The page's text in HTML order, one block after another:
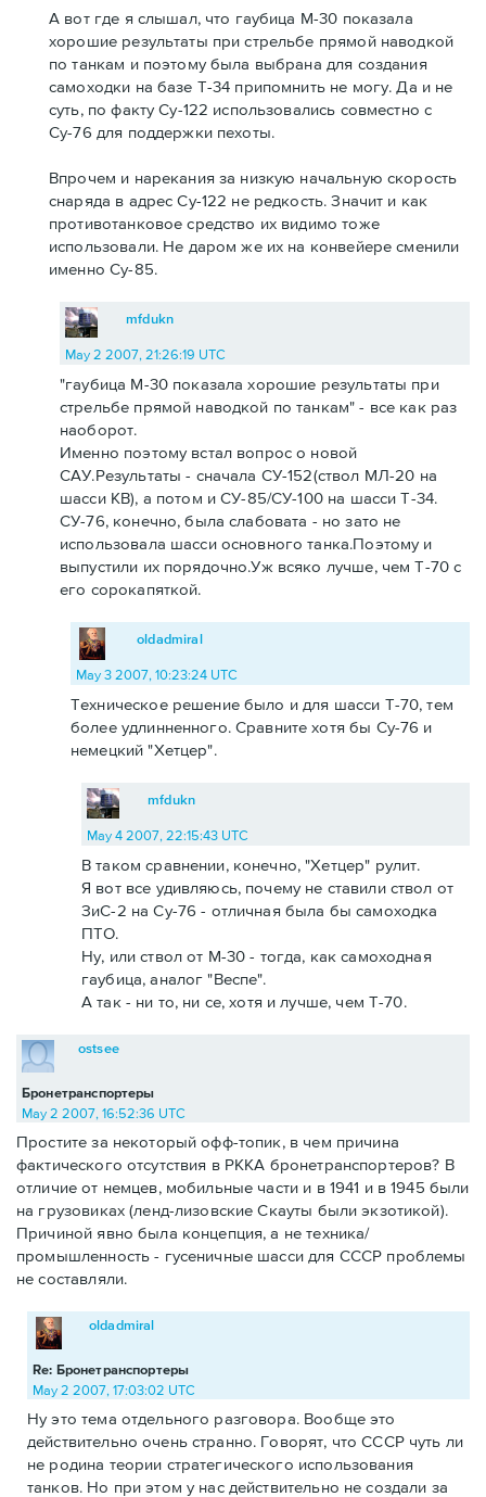
А вот где я слышал, что гаубица М-30 показала
хорошие результаты при стрельбе прямой наводкой
по танкам и поэтому была выбрана для создания
самоходки на базе Т-34 припомнить не могу. Да и не
суть, по факту Су-122 использовались совместно с
Су-76 для поддержки пехоты.
Впрочем и нарекания за низкую начальную скорость
снаряда в адрес Су-122 не редкость. Значит и как
противотанковое средство их видимо тоже
использовали. Не даром же их на конвейере сменили
именно Су-85.
mfdukn
May 2 2007, 21:26:19 UTC
"гаубица М-30 показала хорошие результаты при
стрельбе прямой наводкой по танкам" - все как раз
наоборот.
Именно поэтому встал вопрос о новой
САУ.Результаты - сначала СУ-152(ствол МЛ-20 на
шасси КВ), а потом и СУ-85/СУ-100 на шасси Т-34.
СУ-76, конечно, была слабовата - но зато не
использовала шасси основного танка.Поэтому и
выпустили их порядочно.Уж всяко лучше, чем Т-70 с
его сорокапяткой.
oldadmiral
May 3 2007, 10:23:24 UTC
Техническое решение было и для шасси Т-70, тем
более удлинненного. Сравните хотя бы Су-76 и
немецкий "Хетцер".
mfdukn
May 4 2007, 22:15:43 UTC
В таком сравнении, конечно, "Хетцер" рулит.
Я вот все удивляюсь, почему не ставили ствол от
ЗиС-2 на Су-76 - отличная была бы самоходка
ПТО.
Ну, или ствол от М-30 - тогда, как самоходная
гаубица, аналог "Веспе".
А так - ни то, ни се, хотя и лучше, чем Т-70.
Бронетранспортеры
ostsee
May 2 2007, 16:52:36 UTC
Простите за некоторый офф-топик, в чем причина
фактического отсутствия в РККА бронетранспортеров? В
отличие от немцев, мобильные части и в 1941 и в 1945 были
на грузовиках (ленд-лизовские Скауты были экзотикой).
Причиной явно была концепция, а не техника/
промышленность - гусеничные шасси для СССР проблемы
не составляли.
Re: Бронетранспортеры
oldadmiral
May 2 2007, 17:03:02 UTC
Ну это тема отдельного разговора. Вообще это
действительно очень странно. Говорят, что СССР чуть ли
не родина теории стратегического использования
танков. Но при этом у нас действительно не создали за